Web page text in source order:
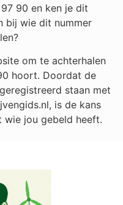
90 en ken je dit
bij wie dit nummer
om te achterhalen
hoort. Doordat de
staan met
is de kans
jou gebeld heeft.